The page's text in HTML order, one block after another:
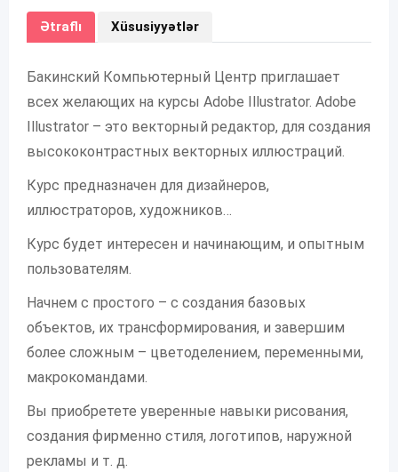
Ətraflı Xüsusiyyətlər
Бакинский Компьютерный Центр приглашает
всех желающих на курсы Adobe Illustrator. Adobe
Illustrator – это векторный редактор, для создания
высококонтрастных векторных иллюстраций.
Курс предназначен для дизайнеров,
иллюстраторов, художников…
Курс будет интересен и начинающим, и опытным
пользователям.
Начнем с простого – с создания базовых
объектов, их трансформирования, и завершим
более сложным – цветоделением, переменными,
макрокомандами.
Вы приобретете уверенные навыки рисования,
создания фирменно стиля, логотипов, наружной
рекламы и т. д.